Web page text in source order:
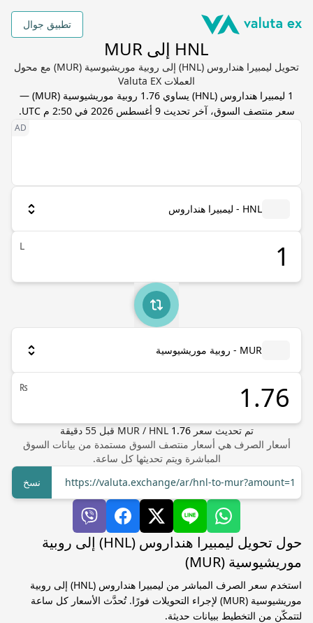
تطبيق جوال
HNL إلى MUR
تحويل ليمبيرا هنداروس (HNL) إلى روبية موريشيوسية (MUR) مع محول
العملات Valuta EX
1 ليمبيرا هنداروس (
HNL) يساوي 1.76 روبية موريشيوسية (
MUR
) —
سعر منتصف السوق، آخر تحديث9 أغسطس 2026 في 2:50 م UTC .
HNL - ليمبيرا هنداروس
L
MUR - روبية موريشيوسية
₨
تم تحديث سعر MUR/ HNL 1.76 قبل55 دقيقة
أسعار الصرف هي أسعار منتصف السوق مستمدة من بيانات السوق
المباشرة ويتم تحديثها كل ساعة.
https://valuta.exchange/ar/hnl-to-mur?amount=1
نسخ
حول تحويل ليمبيرا هنداروس (HNL) إلى روبية
موريشيوسية (MUR)
استخدم سعر الصرف المباشر من ليمبيرا هنداروس (HNL) إلى روبية
موريشيوسية (MUR) لإجراء التحويلات فورًا. تُحدَّث الأسعار كل ساعة
لتتمكّن من التخطيط ببيانات حديثة.